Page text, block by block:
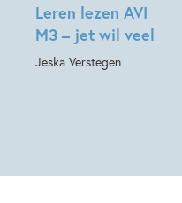
Leren lezen AVI
M3 – jet wil veel
Jeska Verstegen